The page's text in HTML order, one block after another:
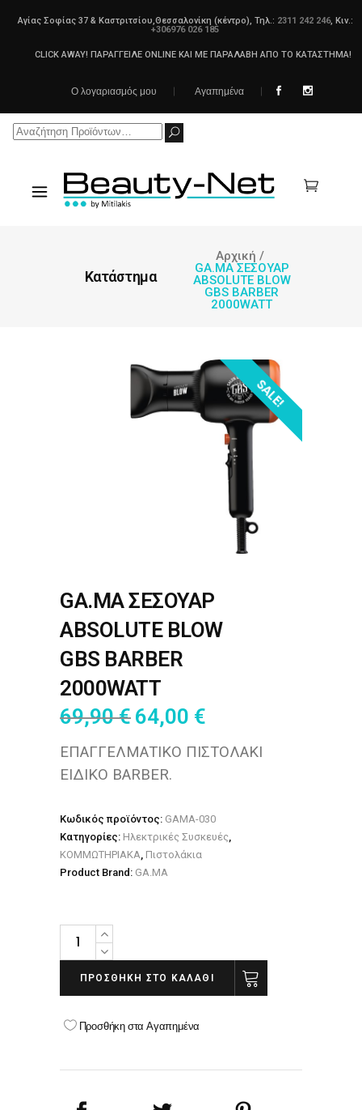
Αγίας Σοφίας 37 & Καστριτσίου,Θεσσαλονίκη (κέντρο), Τηλ.: 2311 242 246, Κιν.:
+306976 026 185
CLICK AWAY! ΠΑΡΑΓΓΕΙΛΕ ONLINE ΚΑΙ ΜΕ ΠΑΡΑΛΑΒΗ ΑΠΟ ΤΟ ΚΑΤΑΣΤΗΜΑ!
Ο λογαριασμός μου Αγαπημένα
Search
Κατάστημα
Αρχική /
GA.MA ΣΕΣΟΥΑΡ
ABSOLUTE BLOW
GBS BARBER
2000WATT
SALE!
GA.MA ΣΕΣΟΥΑΡ
ABSOLUTE BLOW
GBS BARBER
2000WATT
69,90€ 64,00 €
ΕΠΑΓΓΕΛΜΑΤΙΚΟ ΠΙΣΤΟΛΑΚΙ
ΕΙΔΙΚΟ BARBER.
Κωδικός προϊόντος: GAMA-030
Κατηγορίες: Ηλεκτρικές Συσκευές,
ΚΟΜΜΩΤΗΡΙΑΚΑ, Πιστολάκια
Product Brand: GA.MA
GA.MA
ΣΕΣΟΥΑΡ
ABSOLUTE
BLOW
GBS
ΠΡΟΣΘΉΚΗ ΣΤΟ ΚΑΛΆΘΙ
Προσθήκη στα Αγαπημένα